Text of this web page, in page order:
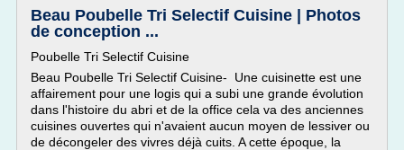
Beau Poubelle Tri Selectif Cuisine | Photos
de conception ...
Poubelle Tri Selectif Cuisine
Beau Poubelle Tri Selectif Cuisine- Une cuisinette est une
affairement pour une logis qui a subi une grande évolution
dans l'histoire du abri et de la office cela va des anciennes
cuisines ouvertes qui n'avaient aucun moyen de lessiver ou
de décongeler des vivres déjà cuits. A cette époque, la